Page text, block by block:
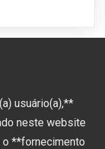
usuário(a),**
neste website
**fornecimento